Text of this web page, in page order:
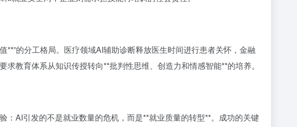
**”的分工格局。医疗领域AI辅助诊断释放医生时间进行患者关怀，金融
教育体系从知识传授转向**批判性思维、创造力和情感智能**的培养。
：AI引发的不是就业数量的危机，而是**就业质量的转型**。成功的关键